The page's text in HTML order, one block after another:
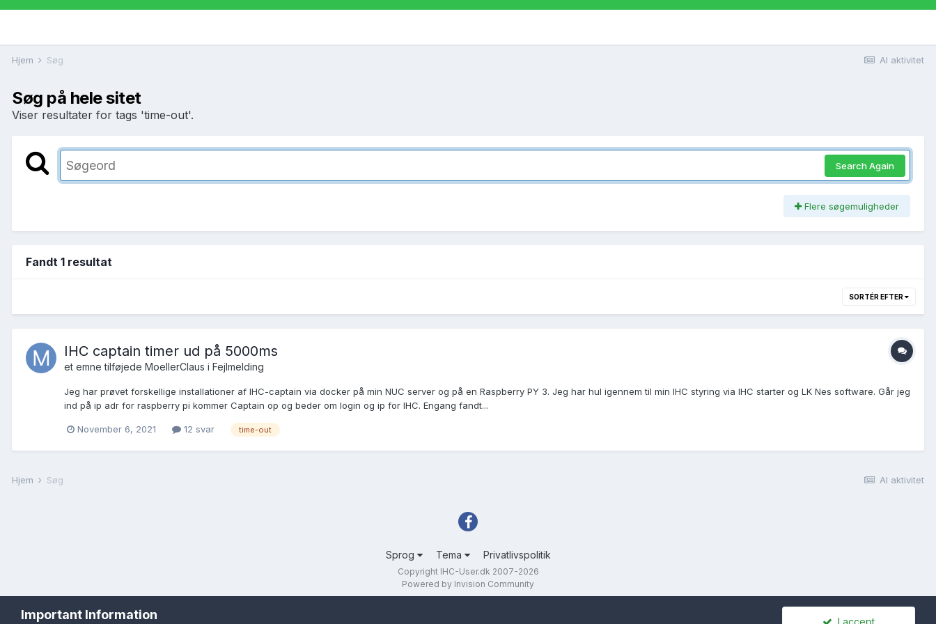
Al aktivitet
Hjem Søg
Søg på hele sitet
Viser resultater for tags 'time-out'.
Search Again
Flere søgemuligheder
Fandt 1 resultat
SORTÉR EFTER
IHC captain timer ud på 5000ms
et emne tilføjede MoellerClaus i Fejlmelding
Jeg har prøvet forskellige installationer af IHC-captain via docker på min NUC server og på en Raspberry PY 3. Jeg har hul igennem til min IHC styring via IHC starter og LK Nes software. Går jeg
ind på ip adr for raspberry pi kommer Captain op og beder om login og ip for IHC. Engang fandt...
November 6, 2021 12 svar time-out
Al aktivitet
Hjem Søg
Sprog Tema Privatlivspolitik
Copyright IHC-User.dk 2007-2026
Powered by Invision Community
Important Information I accept